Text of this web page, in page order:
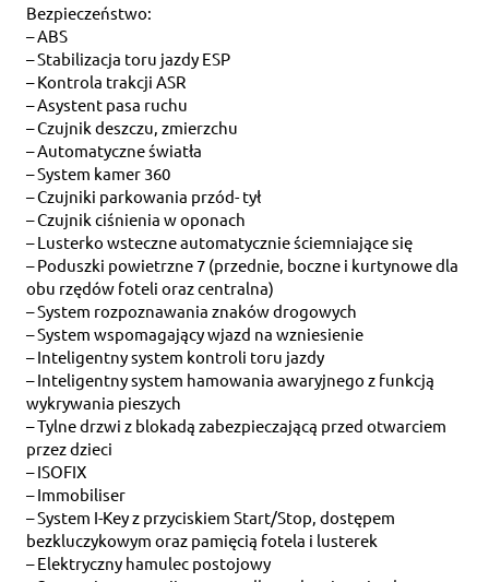
Bezpieczeństwo:
– ABS
– Stabilizacja toru jazdy ESP
– Kontrola trakcji ASR
– Asystent pasa ruchu
– Czujnik deszczu, zmierzchu
– Automatyczne światła
– System kamer 360
– Czujniki parkowania przód- tył
– Czujnik ciśnienia w oponach
– Lusterko wsteczne automatycznie ściemniające się
– Poduszki powietrzne 7 (przednie, boczne i kurtynowe dla
obu rzędów foteli oraz centralna)
– System rozpoznawania znaków drogowych
– System wspomagający wjazd na wzniesienie
– Inteligentny system kontroli toru jazdy
– Inteligentny system hamowania awaryjnego z funkcją
wykrywania pieszych
– Tylne drzwi z blokadą zabezpieczającą przed otwarciem
przez dzieci
– ISOFIX
– Immobiliser
– System I-Key z przyciskiem Start/Stop, dostępem
bezkluczykowym oraz pamięcią fotela i lusterek
– Elektryczny hamulec postojowy